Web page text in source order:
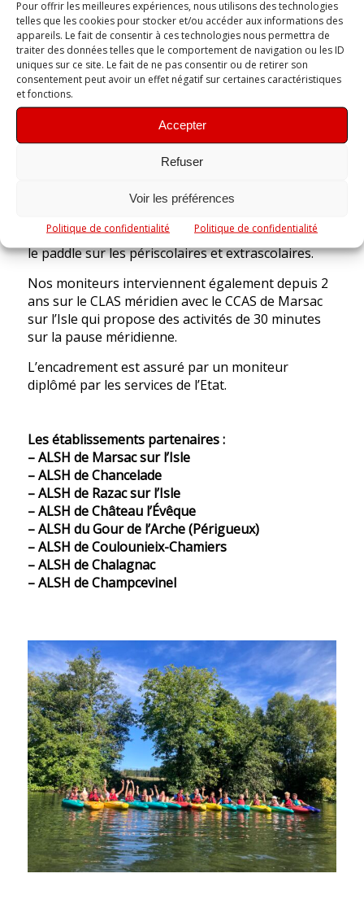
Pour offrir les meilleures expériences, nous utilisons des technologies
telles que les cookies pour stocker et/ou accéder aux informations des
appareils. Le fait de consentir à ces technologies nous permettra de
traiter des données telles que le comportement de navigation ou les ID
uniques sur ce site. Le fait de ne pas consentir ou de retirer son
consentement peut avoir un effet négatif sur certaines caractéristiques
et fonctions.
Accepter
Refuser
Voir les préférences
Politique de confidentialité Politique de confidentialité
Le Périscolaire et
l'Extrascolaire
de Marsac sur l’Isle propose aux Centres de
d’animations pour découvrir le canoë, le kayak et
le paddle sur les périscolaires et extrascolaires.
Nos moniteurs interviennent également depuis 2
ans sur le CLAS méridien avec le CCAS de Marsac
sur l’Isle qui propose des activités de 30 minutes
sur la pause méridienne.
L’encadrement est assuré par un moniteur
diplômé par les services de l’Etat.
Les établissements partenaires :
– ALSH de Marsac sur l’Isle
– ALSH de Chancelade
– ALSH de Razac sur l’Isle
– ALSH de Château l’Évêque
– ALSH du Gour de l’Arche (Périgueux)
– ALSH de Coulounieix-Chamiers
– ALSH de Chalagnac
– ALSH de Champcevinel